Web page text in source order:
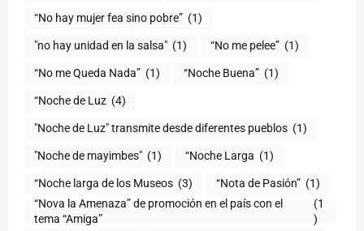
“No hay mujer fea sino pobre” (1)
"no hay unidad en la salsa" (1) (1)
“No me Queda Nada” (1) “Noche Buena” (1)
“Noche de Luz (4)
"Noche de Luz" transmite desde diferentes pueblos (1)
(1) “Noche Larga (1)
“Noche larga de los Museos (3)
(1)
“Nova la Amenaza” de promoción en el país con el
tema “Amiga”
(1
)